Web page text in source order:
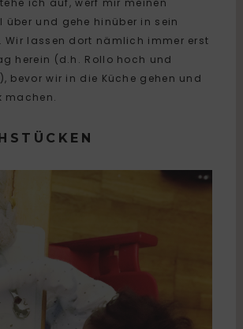
ich auf, werf mir meinen
über und gehe hinüber in sein
Wir lassen dort nämlich immer erst
herein (d.h. Rollo hoch und
bevor wir in die Küche gehen und
machen.